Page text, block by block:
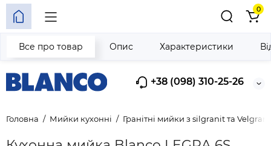
+38 (098) 310-25-26
0
Головна Мийки кухонні Гранітні мийки з silgranit та
Все про товар Опис Характеристики